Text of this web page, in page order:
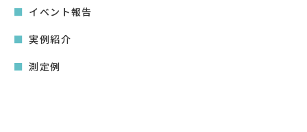
イベント報告
実例紹介
測定例